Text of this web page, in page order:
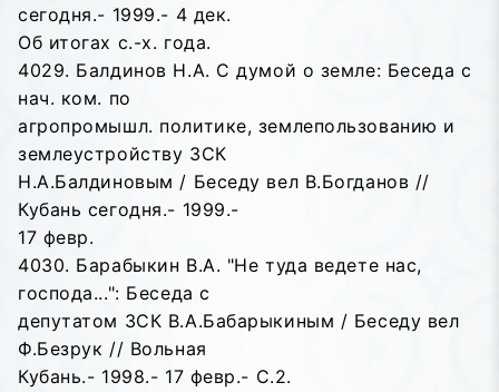
сегодня.- 1999.- 4 дек.
Об итогах с.-х. года.
4029. Балдинов Н.А. С думой о земле: Беседа с
нач. ком. по
агропромышл. политике, землепользованию и
землеустройству ЗСК
Н.А.Балдиновым / Беседу вел В.Богданов //
Кубань сегодня.- 1999.-
17 февр.
4030. Барабыкин В.А. "Не туда ведете нас,
господа...": Беседа с
депутатом ЗСК В.А.Бабарыкиным / Беседу вел
Ф.Безрук // Вольная
Кубань.- 1998.- 17 февр.- С.2.